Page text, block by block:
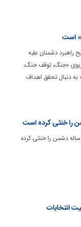
است
راهبرد دشمنان علیه
«جنگ، توقف جنگ،
دنبال تحقق اهداف
پیوند ملت و رهبری نقشه‌های ۴۷ ساله دشمن را خنثی کرده
انتخابات